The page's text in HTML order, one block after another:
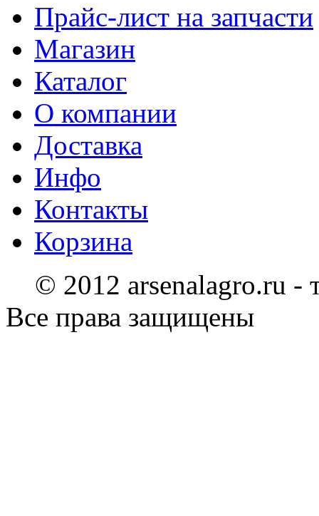
Прайс-лист на запчасти
Магазин
Каталог
О компании
Доставка
Инфо
Контакты
Корзина
© 2012 arsenalagro.ru -
Все права защищены